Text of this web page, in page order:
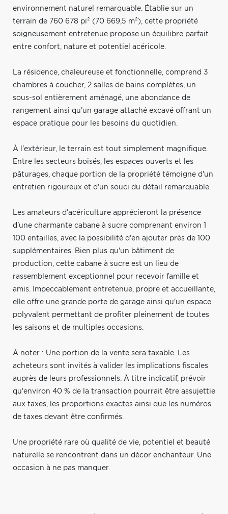
environnement naturel remarquable. Établie sur un
terrain de 760 678 pi² (70 669,5 m²), cette propriété
soigneusement entretenue propose un équilibre parfait
entre confort, nature et potentiel acéricole.
La résidence, chaleureuse et fonctionnelle, comprend 3
chambres à coucher, 2 salles de bains complètes, un
sous-sol entièrement aménagé, une abondance de
rangement ainsi qu'un garage attaché excavé offrant un
espace pratique pour les besoins du quotidien.
À l'extérieur, le terrain est tout simplement magnifique.
Entre les secteurs boisés, les espaces ouverts et les
pâturages, chaque portion de la propriété témoigne d'un
entretien rigoureux et d'un souci du détail remarquable.
Les amateurs d'acériculture apprécieront la présence
d'une charmante cabane à sucre comprenant environ 1
100 entailles, avec la possibilité d'en ajouter près de 100
supplémentaires. Bien plus qu'un bâtiment de
production, cette cabane à sucre est un lieu de
rassemblement exceptionnel pour recevoir famille et
amis. Impeccablement entretenue, propre et accueillante,
elle offre une grande porte de garage ainsi qu'un espace
polyvalent permettant de profiter pleinement de toutes
les saisons et de multiples occasions.
À noter : Une portion de la vente sera taxable. Les
acheteurs sont invités à valider les implications fiscales
auprès de leurs professionnels. À titre indicatif, prévoir
qu'environ 40 % de la transaction pourrait être assujettie
aux taxes, les proportions exactes ainsi que les numéros
de taxes devant être confirmés.
Une propriété rare où qualité de vie, potentiel et beauté
naturelle se rencontrent dans un décor enchanteur. Une
occasion à ne pas manquer.